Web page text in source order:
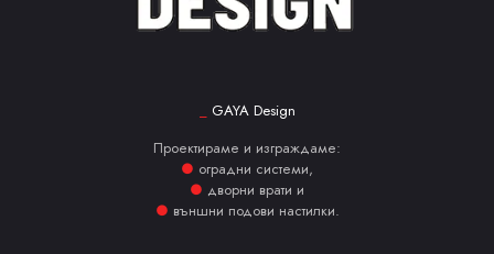
GAYA Design
Проектираме и изграждаме:
● оградни системи,
● дворни врати и
● външни подови настилки.